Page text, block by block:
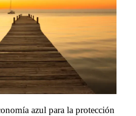
azul para la protección